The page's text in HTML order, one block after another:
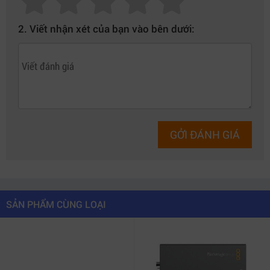
2. Viết nhận xét của bạn vào bên dưới:
GỞI ĐÁNH GIÁ
SẢN PHẨM CÙNG LOẠI